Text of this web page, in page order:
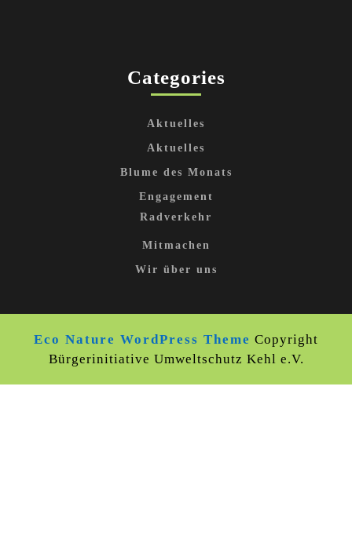
Categories
Aktuelles
Aktuelles
Blume des Monats
Engagement
Radverkehr
Mitmachen
Wir über uns
Eco Nature WordPress Theme Copyright
Bürgerinitiative Umweltschutz Kehl e.V.